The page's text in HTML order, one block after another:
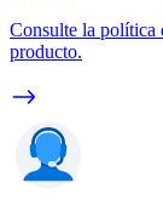
Consulte la política
producto.